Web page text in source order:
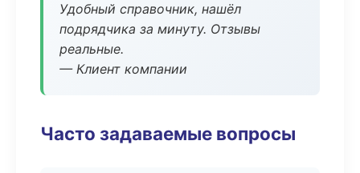
Удобный справочник, нашёл
подрядчика за минуту. Отзывы
реальные.
— Клиент компании
Часто задаваемые вопросы